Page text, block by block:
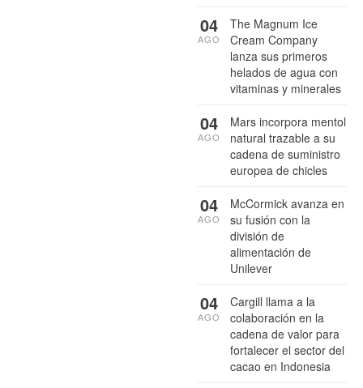
The Magnum Ice
Cream Company
lanza sus primeros
helados de agua con
vitaminas y minerales
04
AGO
Mars incorpora mentol
natural trazable a su
cadena de suministro
europea de chicles
04
AGO
McCormick avanza en
su fusión con la
división de
alimentación de
Unilever
04
AGO
Cargill llama a la
colaboración en la
cadena de valor para
fortalecer el sector del
cacao en Indonesia
04
AGO